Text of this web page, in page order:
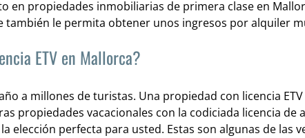
en propiedades inmobiliarias de primera clase en
también le permita obtener unos ingresos por alquiler
ETV en Mallorca?
a millones de turistas. Una propiedad con licencia
propiedades vacacionales con la codiciada licencia
elección perfecta para usted. Estas son algunas de las